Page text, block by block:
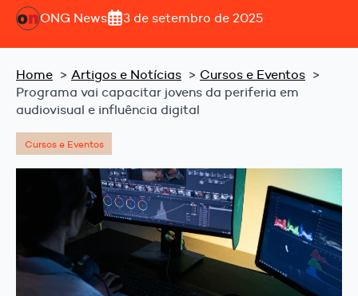
ONG News 3 de setembro de 2025
Home Artigos e Notícias
Cursos e Eventos
Programa vai capacitar jovens da periferia em
audiovisual e influência digital
Cursos e Eventos